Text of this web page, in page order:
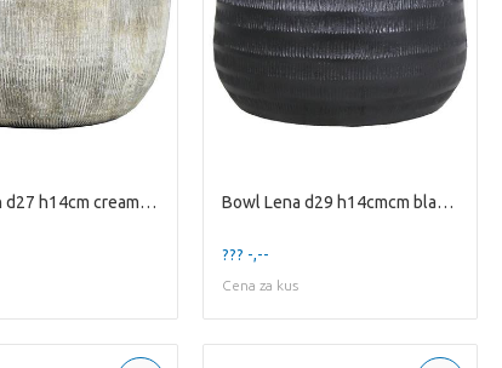
Bowl Kiran d27 h14cm cream green Bowl Lena d29 h14cmcm black matte
??? -,--
Cena za kus